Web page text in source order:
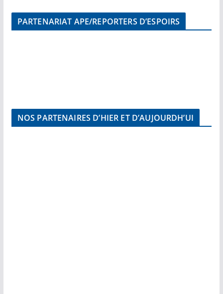
PARTENARIAT APE/REPORTERS D’ESPOIRS
NOS PARTENAIRES D’HIER ET D’AUJOURDH’UI